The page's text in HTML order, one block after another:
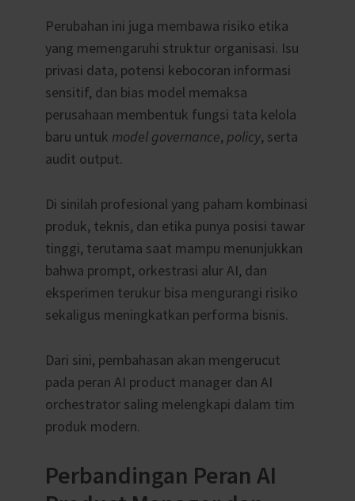
Perubahan ini juga membawa risiko etika
yang memengaruhi struktur organisasi. Isu
privasi data, potensi kebocoran informasi
sensitif, dan bias model memaksa
perusahaan membentuk fungsi tata kelola
baru untuk model governance, policy, serta
audit output.
Di sinilah profesional yang paham kombinasi
produk, teknis, dan etika punya posisi tawar
tinggi, terutama saat mampu menunjukkan
bahwa prompt, orkestrasi alur AI, dan
eksperimen terukur bisa mengurangi risiko
sekaligus meningkatkan performa bisnis.
Dari sini, pembahasan akan mengerucut
pada peran AI product manager dan AI
orchestrator saling melengkapi dalam tim
produk modern.
Perbandingan Peran AI